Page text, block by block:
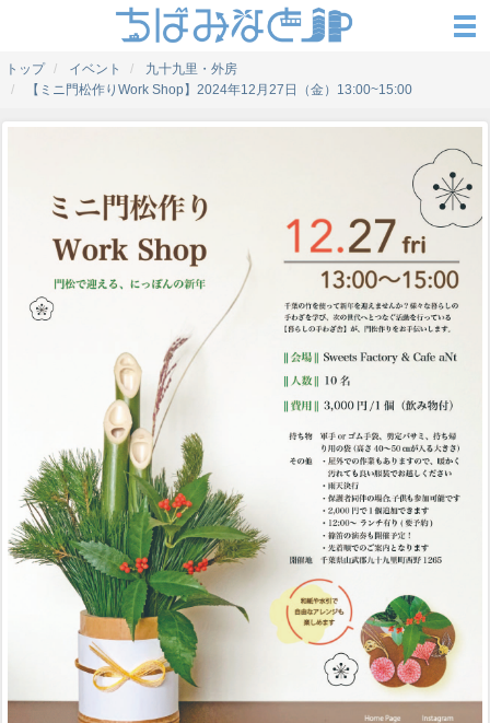
トップ イベント
九十九里・外房
【ミニ門松作りWork Shop】2024年12月27日（金）13:00~15:00